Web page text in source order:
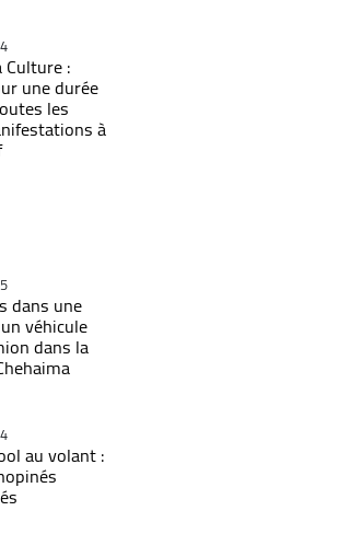
:
une durée
les
à
dans une
véhicule
dans la
au volant :